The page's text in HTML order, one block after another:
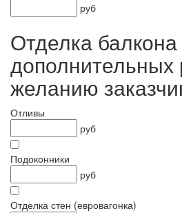
руб
Отделка
дополнительных
желанию
Отливы
руб
Подоконники
руб
Отделка стен (евровагонка)